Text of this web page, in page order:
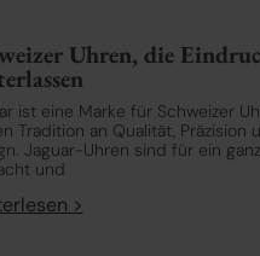
Uhren, die
ist eine Marke für Schweizer
Tradition an Qualität, Präzision
Jaguar-Uhren sind für ein
und
>